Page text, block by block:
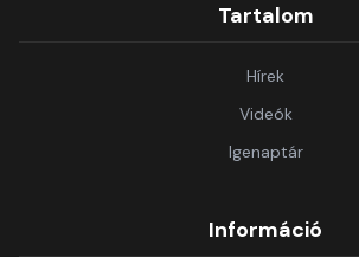
Tartalom
Hírek
Videók
Igenaptár
Információ